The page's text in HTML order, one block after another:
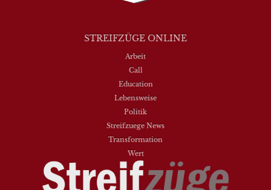
STREIFZÜGE ONLINE
Arbeit
Call
Education
Lebensweise
Politik
Streifzuege News
Transformation
Wert